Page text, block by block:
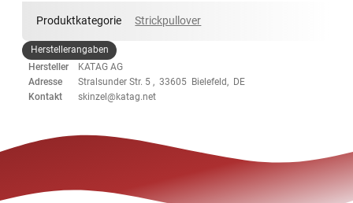
Produktkategorie Strickpullover
Herstellerangaben
Hersteller
KATAG AG
Adresse
Stralsunder Str. 5 , 33605 Bielefeld, DE
Kontakt
skinzel@katag.net